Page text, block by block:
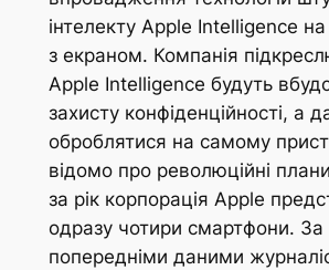
інтелекту Apple Intelligence на
з екраном. Компанія
Apple Intelligence будуть
захисту конфіденційності, а
оброблятися на самому
відомо про революційні
за рік корпорація Apple
одразу чотири смартфони. За
попередніми даними